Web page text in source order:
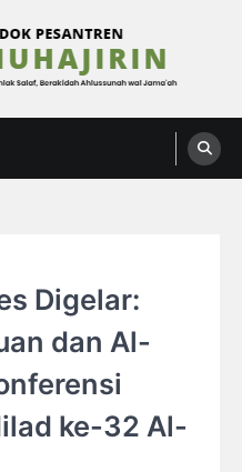
Ahlussunah wal Jamaah
Digelar:
dan Al-
ke-32 Al-